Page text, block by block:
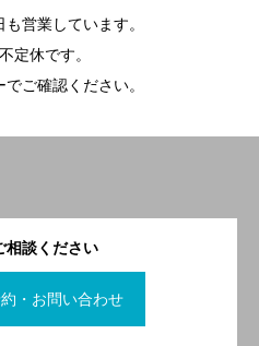
営業しています。
定休です。
ご確認ください。
相談ください
・お問い合わせ